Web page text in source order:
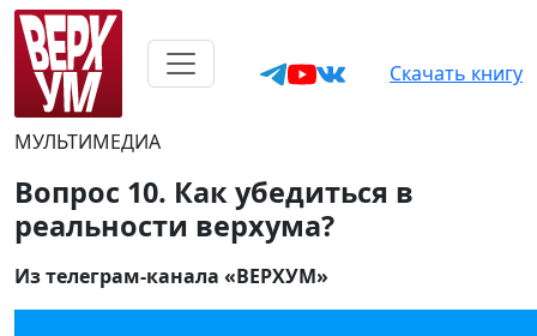
Скачать книгу
МУЛЬТИМЕДИА
Вопрос 10. Как убедиться в
реальности верхума?
Из телеграм-канала «ВЕРХУМ»